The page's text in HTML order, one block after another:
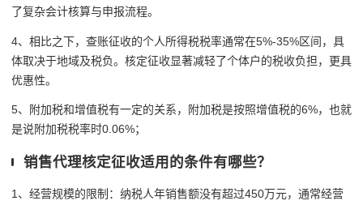
了复杂会计核算与申报流程。
4、相比之下，查账征收的个人所得税税率通常在5%-35%区间，具
体取决于地域及税负。核定征收显著减轻了个体户的税收负担，更具
优惠性。
5、附加税和增值税有一定的关系，附加税是按照增值税的6%，也就
是说附加税税率时0.06%；
销售代理核定征收适用的条件有哪些？
1、经营规模的限制：纳税人年销售额没有超过450万元，通常经营